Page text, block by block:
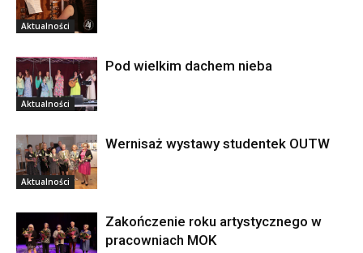
Aktualności
Aktualności
Pod wielkim dachem nieba
Aktualności
Wernisaż wystawy studentek OUTW
Zakończenie roku artystycznego w
pracowniach MOK